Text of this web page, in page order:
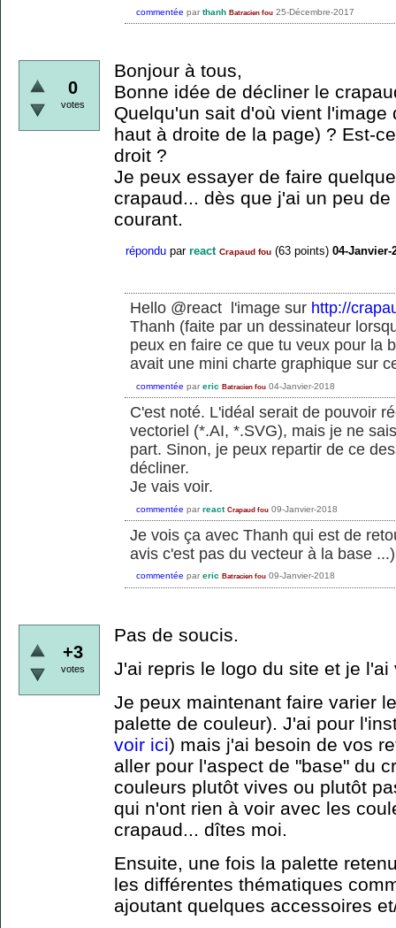
commentée par thanh Batracien fou 25-Décembre-2017
0
votes
Bonjour à tous,
Bonne idée de décliner le
Quelqu'un sait d'où vient
haut à droite de la page) ? Est-
droit ?
Je peux essayer de faire
crapaud... dès que j'ai un peu
courant.
répondu par react Crapaud fou (63 points) 04-Janvier-
Hello @react l'image sur http://
Thanh (faite par un dessinateur
peux en faire ce que tu veux pour la
avait une mini charte graphique sur
commentée par eric Batracien fou 04-Janvier-2018
C'est noté. L'idéal serait de pouvoir
vectoriel (*.AI, *.SVG), mais je ne
part. Sinon, je peux repartir de ce
décliner.
Je vais voir.
commentée par react Crapaud fou 09-Janvier-2018
Je vois ça avec Thanh qui est de
avis c'est pas du vecteur à la base ...)
commentée par eric Batracien fou 09-Janvier-2018
+3
votes
Pas de soucis.
J'ai repris le logo du site et je l'ai
Je peux maintenant faire varier
palette de couleur). J'ai pour
voir ici) mais j'ai besoin de vos
aller pour l'aspect de "base" du
couleurs plutôt vives ou plutôt
qui n'ont rien à voir avec les
crapaud... dîtes moi.
Ensuite, une fois la palette
les différentes thématiques
ajoutant quelques accessoires